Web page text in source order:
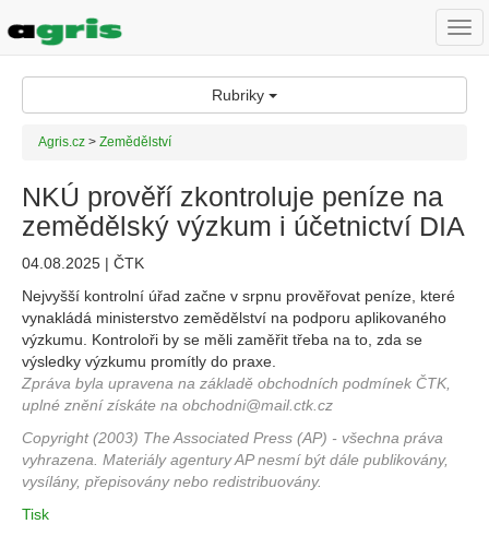
Rubriky
Agris.cz > Zemědělství
NKÚ prověří zkontroluje peníze na
zemědělský výzkum i účetnictví DIA
04.08.2025 | ČTK
Nejvyšší kontrolní úřad začne v srpnu prověřovat peníze, které
vynakládá ministerstvo zemědělství na podporu aplikovaného
výzkumu. Kontroloři by se měli zaměřit třeba na to, zda se
výsledky výzkumu promítly do praxe.
Zpráva byla upravena na základě obchodních podmínek ČTK,
uplné znění získáte na obchodni@mail.ctk.cz
Copyright (2003) The Associated Press (AP) - všechna práva
vyhrazena. Materiály agentury AP nesmí být dále publikovány,
vysílány, přepisovány nebo redistribuovány.
Tisk